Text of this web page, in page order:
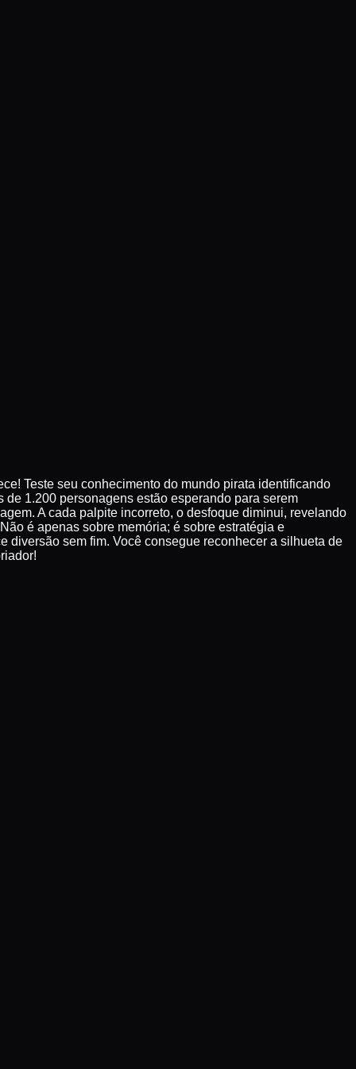
Teste seu conhecimento do mundo pirata identificando
1.200 personagens estão esperando para serem
A cada palpite incorreto, o desfoque diminui, revelando
é apenas sobre memória; é sobre estratégia e
diversão sem fim. Você consegue reconhecer a silhueta de